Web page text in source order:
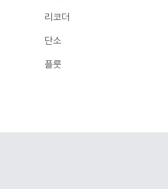
리코더
단소
플룻